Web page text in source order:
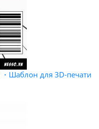
Шаблон для 3D-печати